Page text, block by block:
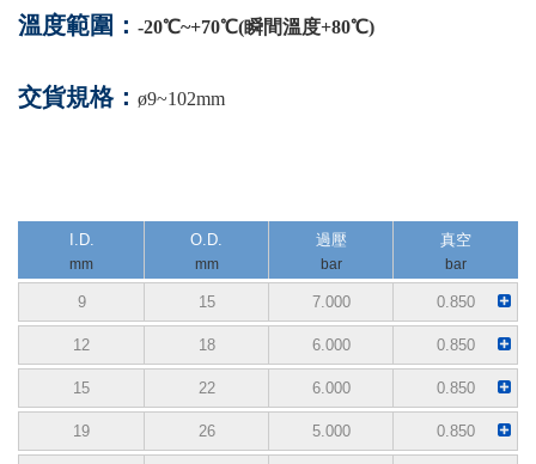
溫度範圍： -20℃~+70℃(瞬間溫度+80℃)
交貨規格： ø9~102mm
I.D.
mm
O.D.
mm
過壓
bar
真空
bar
9 15 7.000 0.850
12 18 6.000 0.850
15 22 6.000 0.850
19 26 5.000 0.850